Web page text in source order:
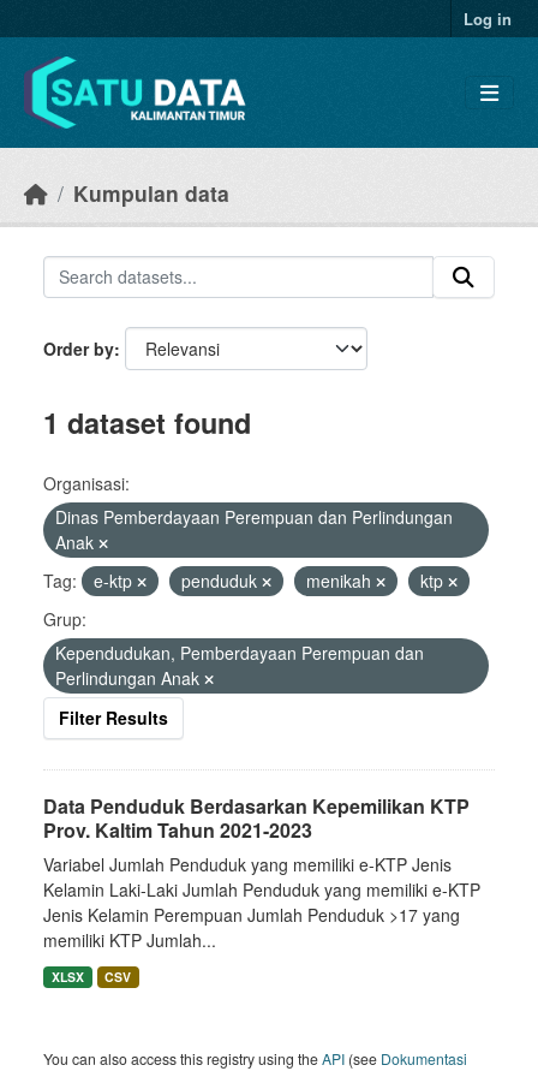
Log in
Kumpulan data
Order by
1 dataset found
Organisasi:
Dinas Pemberdayaan Perempuan dan Perlindungan
Anak
Tag:
e-ktp penduduk menikah
ktp
Grup:
Kependudukan, Pemberdayaan Perempuan dan
Perlindungan Anak
Filter Results
Data Penduduk Berdasarkan Kepemilikan KTP
Prov. Kaltim Tahun 2021-2023
Variabel Jumlah Penduduk yang memiliki e-KTP Jenis
Kelamin Laki-Laki Jumlah Penduduk yang memiliki e-KTP
Jenis Kelamin Perempuan Jumlah Penduduk >17 yang
memiliki KTP Jumlah...
XLSX CSV
You can also access this registry using theAPI (see Dokumentasi